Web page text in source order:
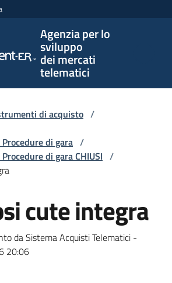
Agenzia per lo
sviluppo
dei mercati
telematici
lo
sviluppo
di acquisto /
di gara /
di gara CHIUSI /
cute integra
da Sistema Acquisti Telematici -
20:06